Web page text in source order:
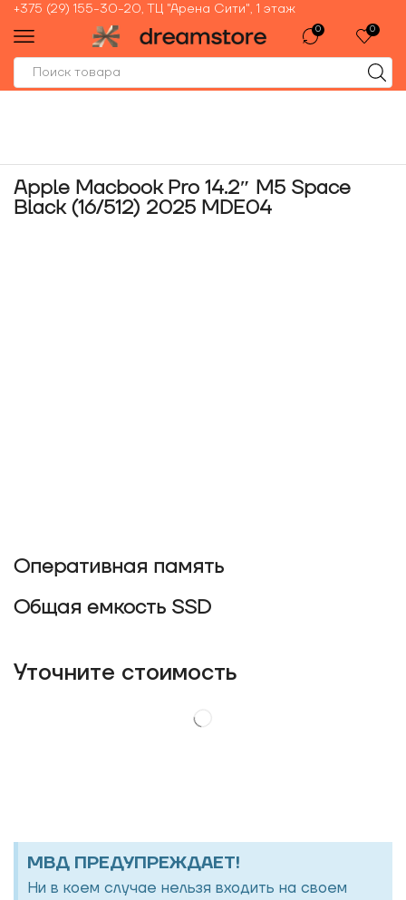
+375 (29) 155-30-20, ТЦ "Арена Сити", 1 этаж
0 0
Apple Macbook Pro 14.2″ M5 Space
Black (16/512) 2025 MDE04
Оперативная память
Общая емкость SSD
Уточнитe стоимость
МВД ПРЕДУПРЕЖДАЕТ!
Ни в коем случае нельзя входить на своем